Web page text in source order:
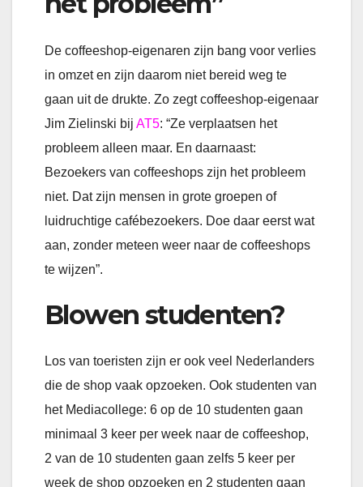
De coffeeshop-eigenaren zijn bang voor verlies
in omzet en zijn daarom niet bereid weg te
gaan uit de drukte. Zo zegt coffeeshop-eigenaar
Jim Zielinski bij AT5: “Ze verplaatsen het
probleem alleen maar. En daarnaast:
Bezoekers van coffeeshops zijn het probleem
niet. Dat zijn mensen in grote groepen of
luidruchtige cafébezoekers. Doe daar eerst wat
aan, zonder meteen weer naar de coffeeshops
te wijzen”.
Blowen studenten?
Los van toeristen zijn er ook veel Nederlanders
die de shop vaak opzoeken. Ook studenten van
het Mediacollege: 6 op de 10 studenten gaan
minimaal 3 keer per week naar de coffeeshop,
2 van de 10 studenten gaan zelfs 5 keer per
week de shop opzoeken en 2 studenten gaan